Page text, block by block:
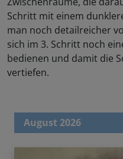
Schritt mit einem
man noch detailreicher
sich im 3. Schritt noch
bedienen und damit die
vertiefen.
August 2026